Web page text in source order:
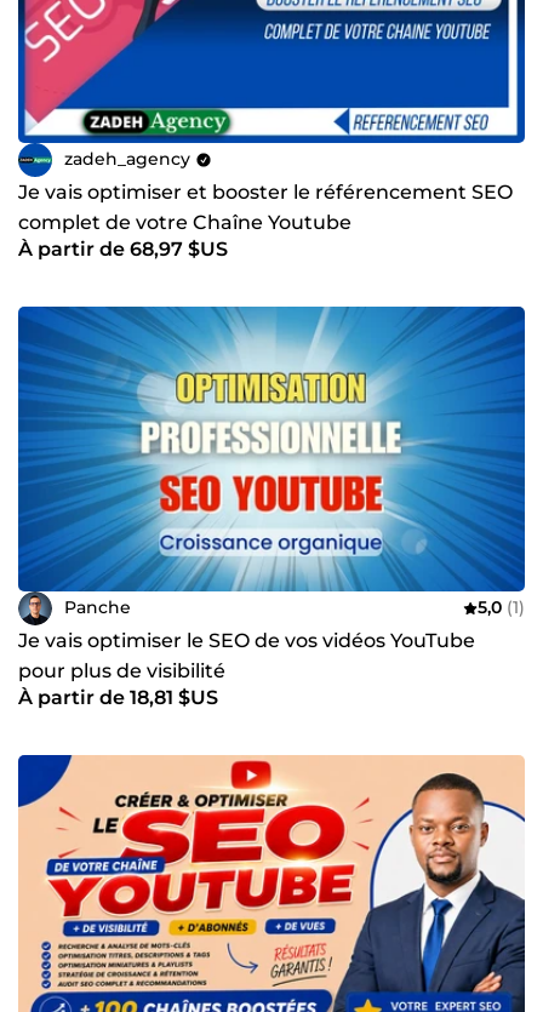
zadeh_agency
Je vais optimiser et booster le référencement SEO
complet de votre Chaîne Youtube
À partir de 68,97 $US
Panche 5,0 (1)
Je vais optimiser le SEO de vos vidéos YouTube
pour plus de visibilité
À partir de 18,81 $US